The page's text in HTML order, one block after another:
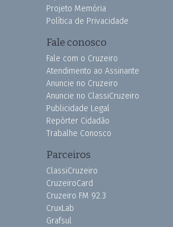
Projeto Memória
Política de Privacidade
Fale conosco
Fale com o Cruzeiro
Atendimento ao Assinante
Anuncie no Cruzeiro
Anuncie no ClassiCruzeiro
Publicidade Legal
Repórter Cidadão
Trabalhe Conosco
Parceiros
ClassiCruzeiro
CruzeiroCard
Cruzeiro FM 92.3
CruxLab
Grafsul